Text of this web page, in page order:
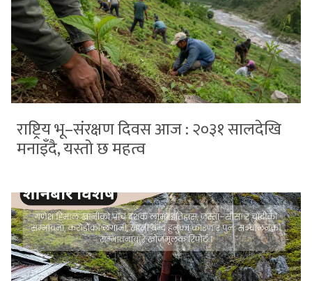
राष्ट्रिय भू–संरक्षण दिवस आज : २०३१ सालदेखि
मनाइँदै, यस्तो छ महत्व